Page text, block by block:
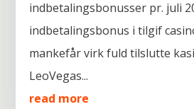
indbetalingsbonusser pr. juli
indbetalingsbonus i tilgif
mankefår virk fuld tilslutte
LeoVegas...
read more